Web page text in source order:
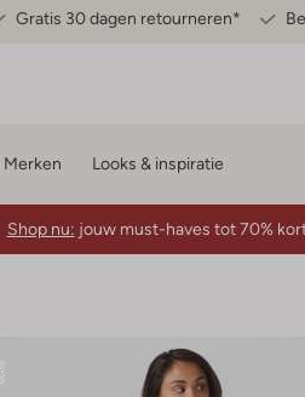
Gratis 30 dagen retourneren*
Merken Looks & inspiratie
Shop nu: jouw must-haves tot 70%